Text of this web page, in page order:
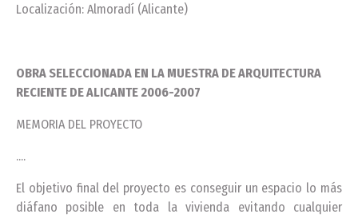
Localización: Almoradí (Alicante)
OBRA SELECCIONADA EN LA MUESTRA DE ARQUITECTURA
RECIENTE DE ALICANTE 2006-2007
MEMORIA DEL PROYECTO
....
El objetivo final del proyecto es conseguir un espacio lo más
diáfano posible en toda la vivienda evitando cualquier